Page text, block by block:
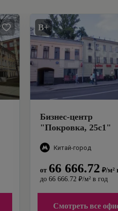
B+
Бизнес-центр
"Покровка, 25с1"
Китай-город
от 66 666.72 ₽/м²
до 66 666.72 ₽/м² в год
Смотреть все